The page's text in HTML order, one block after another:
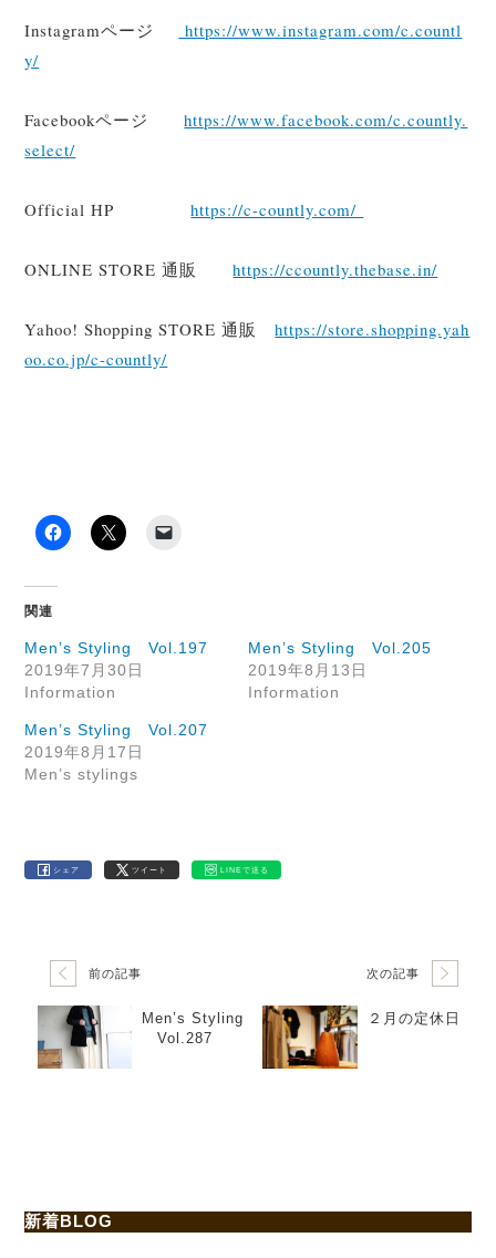
Instagramページ
https://www.instagram.com/c.countl
y/
Facebookページhttps://www.facebook.com/c.countly.
select/
Official HPhttps://c-countly.com/
ONLINE STORE 通販https://ccountly.thebase.in/
Yahoo! Shopping STORE 通販https://store.shopping.yah
oo.co.jp/c-countly/
関連
Men’s Styling Vol.197
2019年7月30日
Information
Men’s Styling Vol.205
2019年8月13日
Information
Men’s Styling Vol.207
2019年8月17日
Men’s stylings
シェア ツイート LINEで送る
前の記事
Men’s Styling
Vol.287
次の記事
２月の定休日
新着BLOG